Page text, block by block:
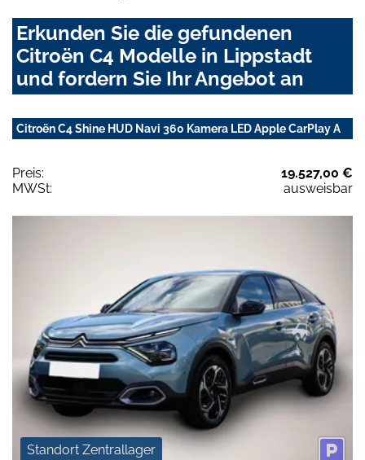
Erkunden Sie die gefundenen
Citroën C4 Modelle in Lippstadt
und fordern Sie Ihr Angebot an
Citroën C4 Shine HUD Navi 360 Kamera LED Apple CarPlay A
Preis:
19.527,00 €
MWSt:
ausweisbar
Standort Zentrallager